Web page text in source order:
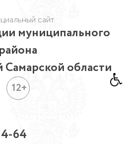
сайт
муниципального
района
Самарской области
12+
64